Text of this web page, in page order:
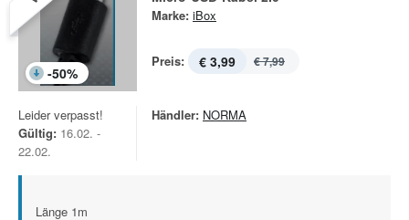
-50%
Marke: iBox
Preis: € 3,99 € 7,99
Leider verpasst!
Gültig: 16.02. -
22.02.
Händler: NORMA
Länge 1m